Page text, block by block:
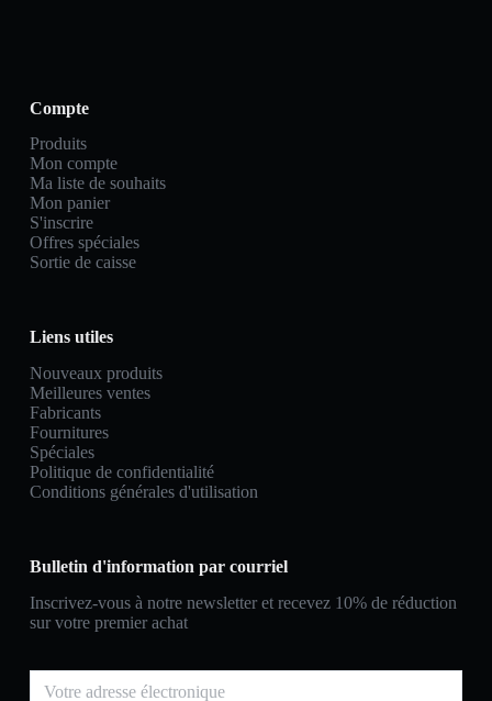
Compte
Produits
Mon compte
Ma liste de souhaits
Mon panier
S'inscrire
Offres spéciales
Sortie de caisse
Liens utiles
Nouveaux produits
Meilleures ventes
Fabricants
Fournitures
Spéciales
Politique de confidentialité
Conditions générales d'utilisation
Bulletin d'information par courriel
Inscrivez-vous à notre newsletter et recevez 10% de réduction
sur votre premier achat